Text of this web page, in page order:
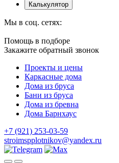
Калькулятор
Мы в соц. сетях:
Помощь в подборе
Закажите обратный звонок
Проекты и цены
Каркасные дома
Дома из бруса
Бани из бруса
Дома из бревна
Дома Барнхаус
+7 (921) 253-03-59
stroimspplotnikov@yandex.ru